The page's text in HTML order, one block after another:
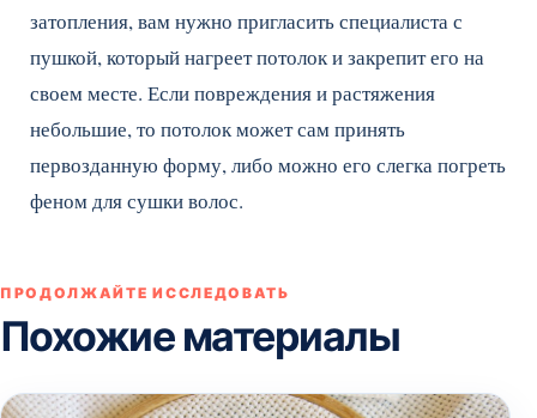
затопления, вам нужно пригласить специалиста с
пушкой, который нагреет потолок и закрепит его на
своем месте. Если повреждения и растяжения
небольшие, то потолок может сам принять
первозданную форму, либо можно его слегка погреть
феном для сушки волос.
ПРОДОЛЖАЙТЕ ИССЛЕДОВАТЬ
Похожие материалы